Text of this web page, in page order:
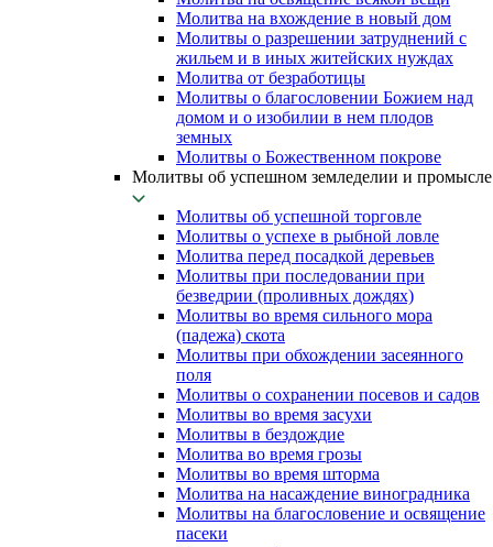
Молитва на вхождение в новый дом
Молитвы о разрешении затруднений с
жильем и в иных житейских нуждах
Молитва от безработицы
Молитвы о благословении Божием над
домом и о изобилии в нем плодов
земных
Молитвы о Божественном покрове
Молитвы об успешном земледелии и промысле
Молитвы об успешной торговле
Молитвы о успехе в рыбной ловле
Молитва перед посадкой деревьев
Молитвы при последовании при
безведрии (проливных дождях)
Молитвы во время сильного мора
(падежа) скота
Молитвы при обхождении засеянного
поля
Молитвы о сохранении посевов и садов
Молитвы во время засухи
Молитвы в бездождие
Молитва во время грозы
Молитвы во время шторма
Молитва на насаждение виноградника
Молитвы на благословение и освящение
пасеки